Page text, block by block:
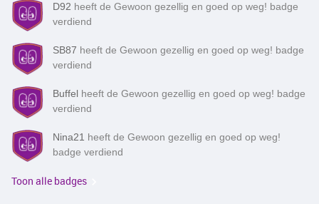
D92 heeft de Gewoon gezellig en goed op weg! badge
verdiend
SB87 heeft de Gewoon gezellig en goed op weg! badge
verdiend
Buffel heeft de Gewoon gezellig en goed op weg! badge
verdiend
Nina21 heeft de Gewoon gezellig en goed op weg!
badge verdiend
Toon alle badges